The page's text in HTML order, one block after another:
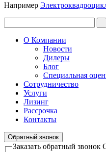
Например
О Компании
Новости
Дилеры
Блог
Специальная
Сотрудничество
Услуги
Лизинг
Рассрочка
Контакты
Обратный звонок
Заказать обратный звонок